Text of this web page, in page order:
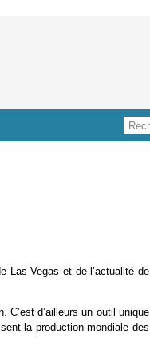
Las Vegas et de l’actualité de
C’est d’ailleurs un outil unique
la production mondiale des